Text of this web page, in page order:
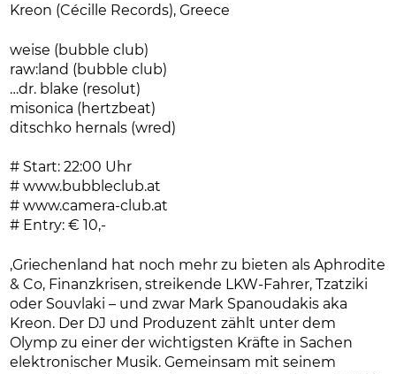
Kreon (Cécille Records), Greece
weise (bubble club)
raw:land (bubble club)
…dr. blake (resolut)
misonica (hertzbeat)
ditschko hernals (wred)
# Start: 22:00 Uhr
# www.bubbleclub.at
# www.camera-club.at
# Entry: € 10,-
‚Griechenland hat noch mehr zu bieten als Aphrodite
& Co, Finanzkrisen, streikende LKW-Fahrer, Tzatziki
oder Souvlaki – und zwar Mark Spanoudakis aka
Kreon. Der DJ und Produzent zählt unter dem
Olymp zu einer der wichtigsten Kräfte in Sachen
elektronischer Musik. Gemeinsam mit seinem